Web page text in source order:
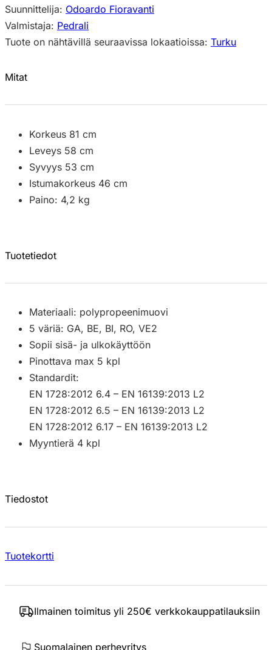
Suunnittelija: Odoardo Fioravanti
Valmistaja: Pedrali
Tuote on nähtävillä seuraavissa lokaatioissa: Turku
Mitat
Korkeus 81 cm
Leveys 58 cm
Syvyys 53 cm
Istumakorkeus 46 cm
Paino: 4,2 kg
Tuotetiedot
Materiaali: polypropeenimuovi
5 väriä: GA, BE, BI, RO, VE2
Sopii sisä- ja ulkokäyttöön
Pinottava max 5 kpl
Standardit:
EN 1728:2012 6.4 – EN 16139:2013 L2
EN 1728:2012 6.5 – EN 16139:2013 L2
EN 1728:2012 6.17 – EN 16139:2013 L2
Myyntierä 4 kpl
Tiedostot
Tuotekortti
Ilmainen toimitus yli 250€ verkkokauppatilauksiin
Suomalainen perheyritys